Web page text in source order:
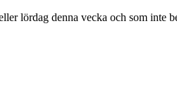
lördag denna vecka och som